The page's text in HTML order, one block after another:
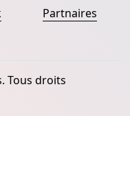
Partnaires
Tous droits